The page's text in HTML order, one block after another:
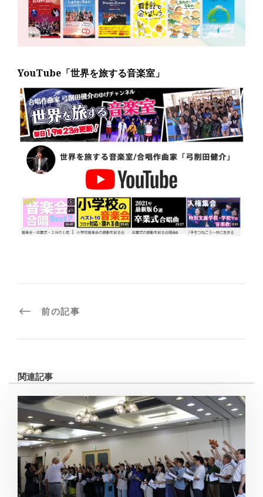
YouTube「世界を旅する音楽室」
前の記事
関連記事